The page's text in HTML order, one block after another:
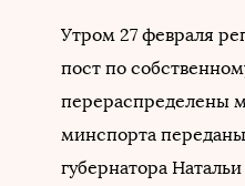
Утром 27 февраля
пост по
перераспределены
минспорта
губернатора